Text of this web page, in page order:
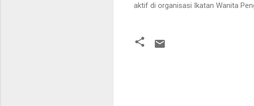
aktif di organisasi Ikatan Wanita